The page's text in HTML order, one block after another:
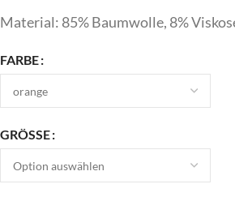
Material: 85% Baumwolle, 8%
FARBE
GRÖSSE